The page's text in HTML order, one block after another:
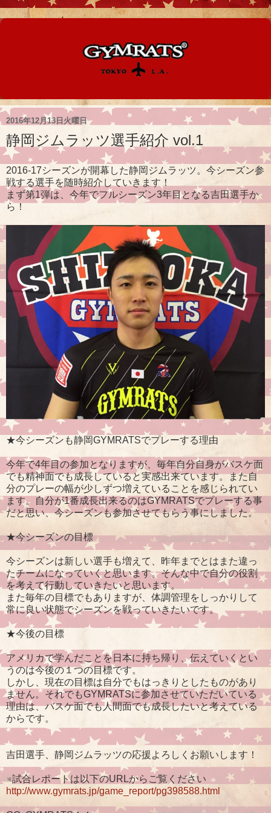
2016年12月13日火曜日
静岡ジムラッツ選手紹介 vol.1
2016-17シーズンが開幕した静岡ジムラッツ。今シーズン参
戦する選手を随時紹介していきます！
まず第1弾は、今年でフルシーズン3年目となる吉田選手か
ら！
★今シーズンも静岡GYMRATSでプレーする理由
今年で4年目の参加となりますが、毎年自分自身がバスケ面
でも精神面でも成長していると実感出来ています。また自
分のプレーの幅が少しずつ増えていることを感じられてい
ます。自分が1番成長出来るのはGYMRATSでプレーする事
だと思い、今シーズンも参加させてもらう事にしました。
★今シーズンの目標
今シーズンは新しい選手も増えて、昨年までとはまた違っ
たチームになっていくと思います。そんな中で自分の役割
を考えて行動していきたいと思います。
また毎年の目標でもありますが、体調管理をしっかりして
常に良い状態でシーズンを戦っていきたいです。
★今後の目標
アメリカで学んだことを日本に持ち帰り、伝えていくとい
うのは今後の１つの目標です。
しかし、現在の目標は自分でもはっきりとしたものがあり
ません。それでもGYMRATSに参加させていただいている
理由は、バスケ面でも人間面でも成長したいと考えている
からです。
吉田選手、静岡ジムラッツの応援よろしくお願いします！
※試合レポートは以下のURLからご覧ください
http://www.gymrats.jp/game_report/pg398588.html